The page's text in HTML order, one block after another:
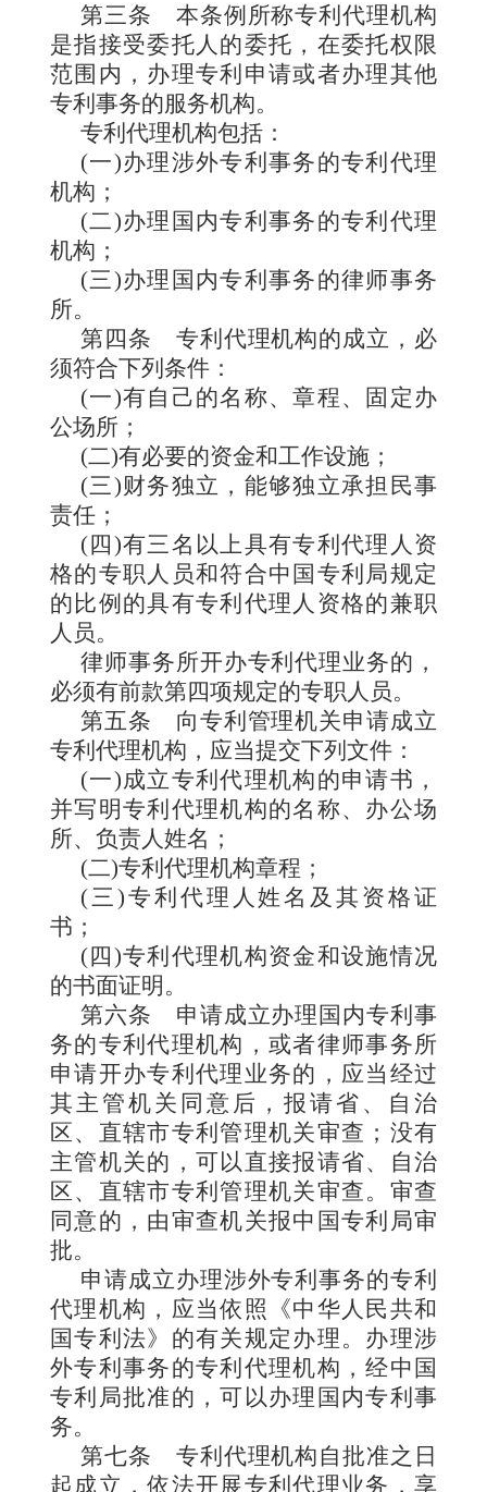
第三条 本条例所称专利代理机构
是指接受委托人的委托，在委托权限
范围内，办理专利申请或者办理其他
专利事务的服务机构。
专利代理机构包括：
(一)办理涉外专利事务的专利代理
机构；
(二)办理国内专利事务的专利代理
机构；
(三)办理国内专利事务的律师事务
所。
第四条 专利代理机构的成立，必
须符合下列条件：
(一)有自己的名称、章程、固定办
公场所；
(二)有必要的资金和工作设施；
(三)财务独立，能够独立承担民事
责任；
(四)有三名以上具有专利代理人资
格的专职人员和符合中国专利局规定
的比例的具有专利代理人资格的兼职
人员。
律师事务所开办专利代理业务的，
必须有前款第四项规定的专职人员。
第五条 向专利管理机关申请成立
专利代理机构，应当提交下列文件：
(一)成立专利代理机构的申请书，
并写明专利代理机构的名称、办公场
所、负责人姓名；
(二)专利代理机构章程；
(三)专利代理人姓名及其资格证
书；
(四)专利代理机构资金和设施情况
的书面证明。
第六条 申请成立办理国 内专利事
务的专利代理机构，或者律师事务所
申请开办专利代理业务的，应当经过
其主管机关同意后，报请省、自治
区、直辖市专利管理机关审查；没有
主管机关的，可以直接报请省、自治
区、直辖市专利管理机关审查。审查
同意的，由审查机关报中国专利局审
批。
申请成立办理涉外专利事务的专利
代理机构，应当依照《中华人民共和
国专利法》的有关规定办理。办理涉
外专利事务的专利代理机构，经中国
专利局批准的，可以办理国内专利事
务。
第七条 专利代理机构自批准之日
起成立，依法开展专利代理业务，享